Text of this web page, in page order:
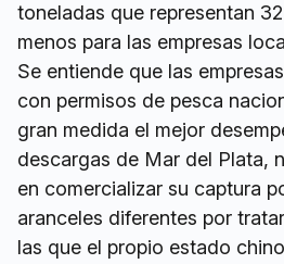
toneladas que representan
menos para las empresas
Se entiende que las
con permisos de pesca
gran medida el mejor
descargas de Mar del Plata,
en comercializar su captura
aranceles diferentes por
las que el propio estado